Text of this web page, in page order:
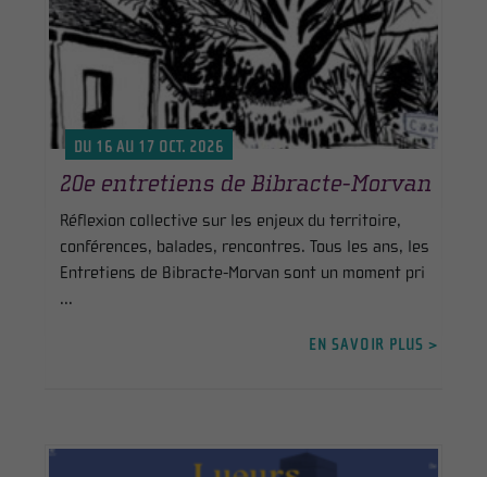
DU 16 AU 17 OCT. 2026
20e entretiens de Bibracte-Morvan
Réflexion collective sur les enjeux du territoire,
conférences, balades, rencontres. Tous les ans, les
Entretiens de Bibracte-Morvan sont un moment pri
...
EN SAVOIR PLUS >